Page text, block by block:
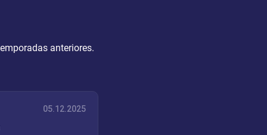
anteriores.
05.12.2025